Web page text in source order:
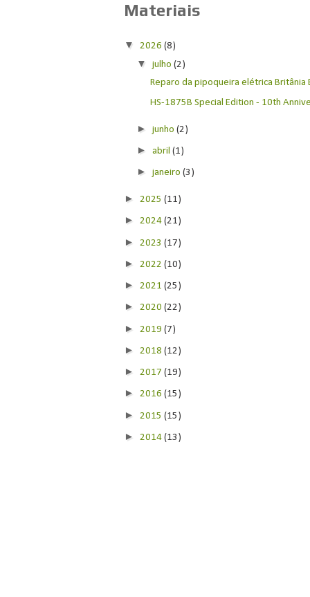
Materiais
▼ 2026(8)
▼julho(2)
Reparo da pipoqueira elétrica Britânia
HS-1875B Special Edition - 10th
►junho(2)
►abril(1)
►janeiro(3)
► 2025(11)
► 2024(21)
► 2023(17)
► 2022(10)
► 2021(25)
► 2020(22)
► 2019(7)
► 2018(12)
► 2017(19)
► 2016(15)
► 2015(15)
► 2014(13)